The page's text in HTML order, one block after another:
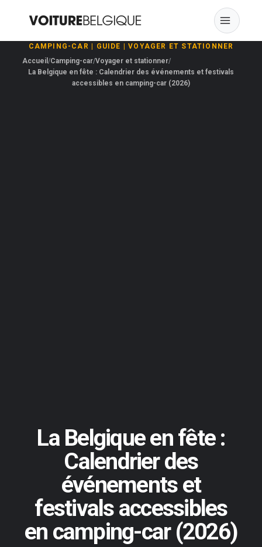
CAMPING-CAR GUIDE |VOYAGER ET STATIONNER
Accueil Camping-car Voyager et stationner
La Belgique en fête : Calendrier des événements et festivals
accessibles en camping-car (2026)
La Belgique en fête :
Calendrier des
événements et
festivals accessibles
en camping-car (2026)